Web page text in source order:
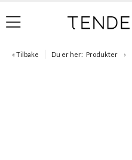
« Tilbake Du er her: Produkter